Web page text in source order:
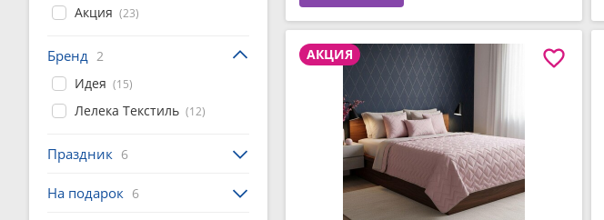
АКЦИЯ
Акция (23)
Бренд 2
Идея (15)
Лелека Текстиль (12)
Праздник 6
На подарок 6